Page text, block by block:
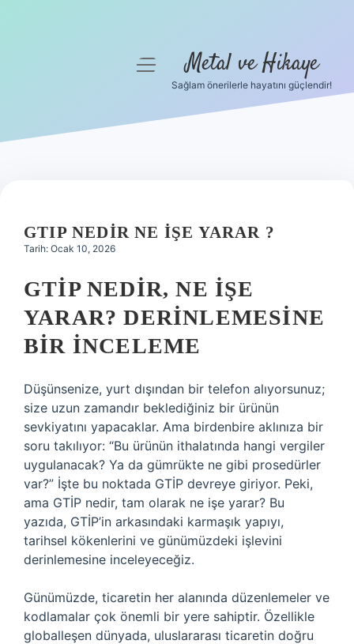
Hakkımızda
menüyüMetal ve Hikaye
Sağlam önerilerle hayatını güçlendir!
GTIP NEDIR NE IŞE YARAR ?
Tarih: Ocak 10, 2026
GTİP NEDIR, NE İŞE
YARAR? DERINLEMESINE
BIR İNCELEME
Düşünsenize, yurt dışından bir telefon alıyorsunuz;
size uzun zamandır beklediğiniz bir ürünün
sevkiyatını yapacaklar. Ama birdenbire aklınıza bir
soru takılıyor: “Bu ürünün ithalatında hangi vergiler
uygulanacak? Ya da gümrükte ne gibi prosedürler
var?” İşte bu noktada GTİP devreye giriyor. Peki,
ama GTİP nedir, tam olarak ne işe yarar? Bu
yazıda, GTİP’in arkasındaki karmaşık yapıyı,
tarihsel kökenlerini ve günümüzdeki işlevini
derinlemesine inceleyeceğiz.
Günümüzde, ticaretin her alanında düzenlemeler ve
kodlamalar çok önemli bir yere sahiptir. Özellikle
globalleşen dünyada, uluslararası ticaretin doğru